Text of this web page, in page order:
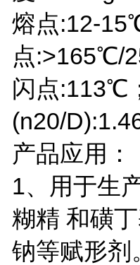
熔点:12-
点:>165℃/
闪点:113℃
(n20/
产品应用：
1、用于生
糊精 和磺
钠等赋形剂